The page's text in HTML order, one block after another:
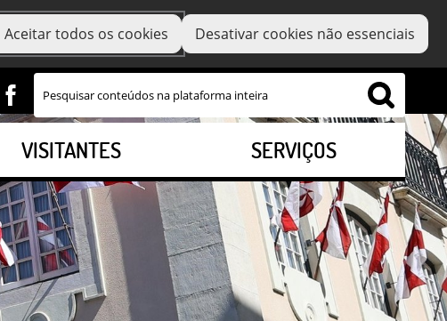
Aceitar todos os cookies Desativar cookies não essenciais
VISITANTES SERVIÇOS